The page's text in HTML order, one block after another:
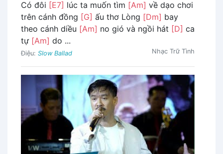
Có đôi [E7] lúc ta muốn tìm [Am] về dạo chơi
trên cánh đồng [G] ấu thơ Lòng [Dm] bay
theo cánh diều [Am] no gió và ngồi hát [D] ca
tự [Am] do ...
Điệu: Slow Ballad Nhạc Trữ Tình